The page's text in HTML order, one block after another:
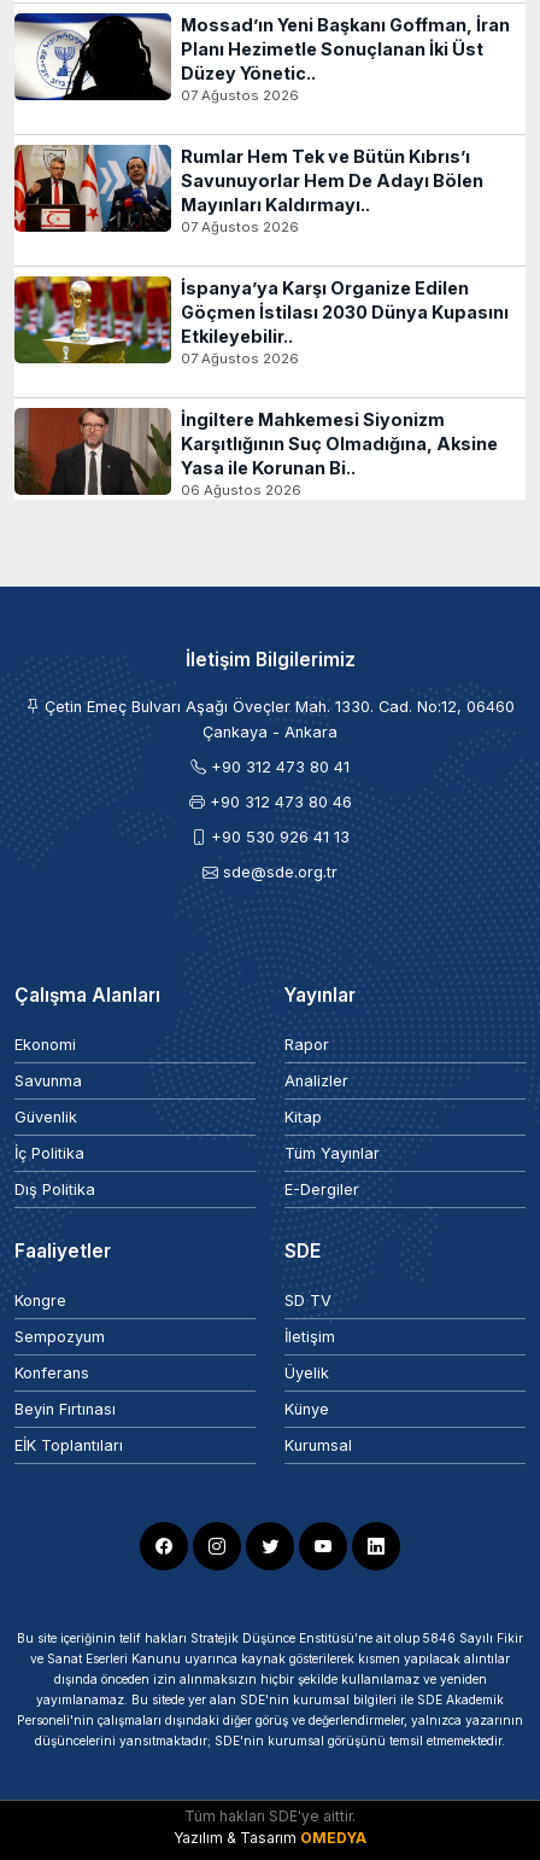
Mossad’ın Yeni Başkanı Goffman, İran
Planı Hezimetle Sonuçlanan İki Üst
Düzey Yönetic..
07 Ağustos 2026
Rumlar Hem Tek ve Bütün Kıbrıs’ı
Savunuyorlar Hem De Adayı Bölen
Mayınları Kaldırmayı..
07 Ağustos 2026
İspanya’ya Karşı Organize Edilen
Göçmen İstilası 2030 Dünya Kupasını
Etkileyebilir..
07 Ağustos 2026
İngiltere Mahkemesi Siyonizm
Karşıtlığının Suç Olmadığına, Aksine
Yasa ile Korunan Bi..
06 Ağustos 2026
İletişim Bilgilerimiz
Çetin Emeç Bulvarı Aşağı Öveçler Mah. 1330. Cad. No:12, 06460
Çankaya - Ankara
+90 312 473 80 41
+90 312 473 80 46
+90 530 926 41 13
sde@sde.org.tr
Çalışma Alanları
Ekonomi
Savunma
Güvenlik
İç Politika
Dış Politika
Yayınlar
Rapor
Analizler
Kitap
Tüm Yayınlar
E-Dergiler
Faaliyetler
Kongre
Sempozyum
Konferans
Beyin Fırtınası
EİK Toplantıları
SDE
SD TV
İletişim
Üyelik
Künye
Kurumsal
Bu site içeriğinin telif hakları Stratejik Düşünce Enstitüsü’ne ait olup 5846 Sayılı Fikir
ve Sanat Eserleri Kanunu uyarınca kaynak gösterilerek kısmen yapılacak alıntılar
dışında önceden izin alınmaksızın hiçbir şekilde kullanılamaz ve yeniden
yayımlanamaz. Bu sitede yer alan SDE'nin kurumsal bilgileri ile SDE Akademik
Personeli'nin çalışmaları dışındaki diğer görüş ve değerlendirmeler, yalnızca yazarının
düşüncelerini yansıtmaktadır; SDE'nin kurumsal görüşünü temsil etmemektedir.
Tüm hakları SDE'ye aittir.
Yazılım & Tasarım OMEDYA